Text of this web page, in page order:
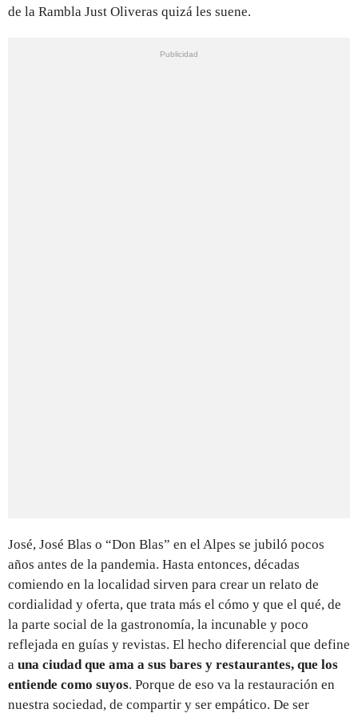
de la Rambla Just Oliveras quizá les suene.
José, José Blas o “Don Blas” en el Alpes se jubiló pocos
años antes de la pandemia. Hasta entonces, décadas
comiendo en la localidad sirven para crear un relato de
cordialidad y oferta, que trata más el cómo y que el qué, de
la parte social de la gastronomía, la incunable y poco
reflejada en guías y revistas. El hecho diferencial que define
a una ciudad que ama a sus bares y restaurantes, que los
entiende como suyos. Porque de eso va la restauración en
nuestra sociedad, de compartir y ser empático. De ser